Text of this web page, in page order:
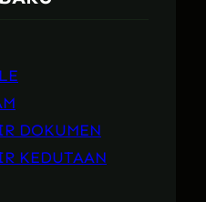
DOKUMEN
KEDUTAAN